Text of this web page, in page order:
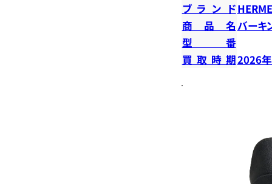
ブランド
商品名 バーキ
型番
買取時期2026